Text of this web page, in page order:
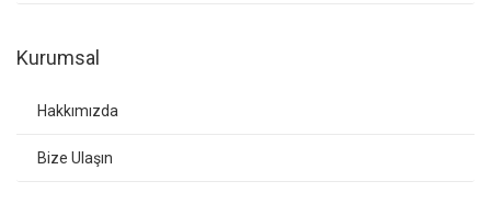
Kurumsal
Hakkımızda
Bize Ulaşın